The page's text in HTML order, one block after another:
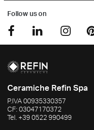
Follow us on
Ceramiche Refin Spa
P.IVA00935330357
CF: 03047170372
Tel. +39 0522 990499